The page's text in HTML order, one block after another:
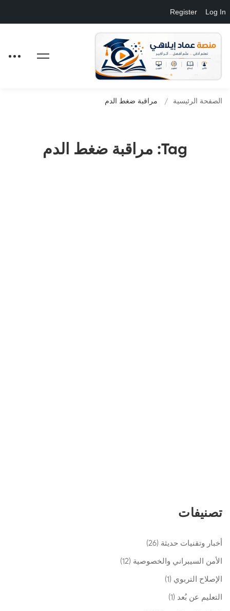
Log In
Register
Tag: مراقبة ضغط الدم
الصفحة الرئيسية مراقبة ضغط الدم
تصنيفات
أخبار وتقنيات حديثة (26)
الأمن السيبراني والخصوصية (12)
الإصلاح التربوي (1)
التعليم عن بُعد (1)